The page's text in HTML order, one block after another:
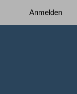
Anmelden